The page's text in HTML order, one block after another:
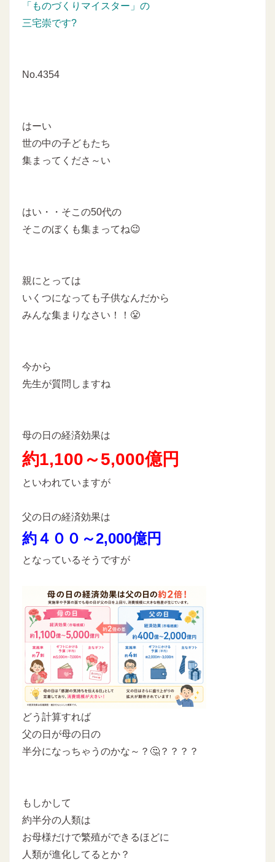
「ものづくりマイスター」の
三宅崇です?
No.4354
はーい
世の中の子どもたち
集まってくださ～い
はい・・そこの50代の
そこのぼくも集まってね😉
親にとっては
いくつになっても子供なんだから
みんな集まりなさい！！😤
今から
先生が質問しますね
母の日の経済効果は
約1,100～5,000億円
といわれていますが
父の日の経済効果は
約４００～2,000億円
となっているそうですが
どう計算すれば
父の日が母の日の
半分になっちゃうのかな～？🤔？？？？
もしかして
約半分の人類は
お母様だけで繁殖ができるほどに
人類が進化してるとか？